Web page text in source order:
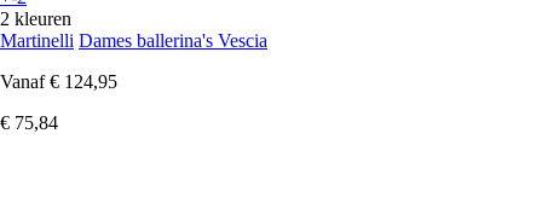
2 kleuren
Martinelli Dames ballerina's Vescia
Vanaf € 124,95
€ 75,84